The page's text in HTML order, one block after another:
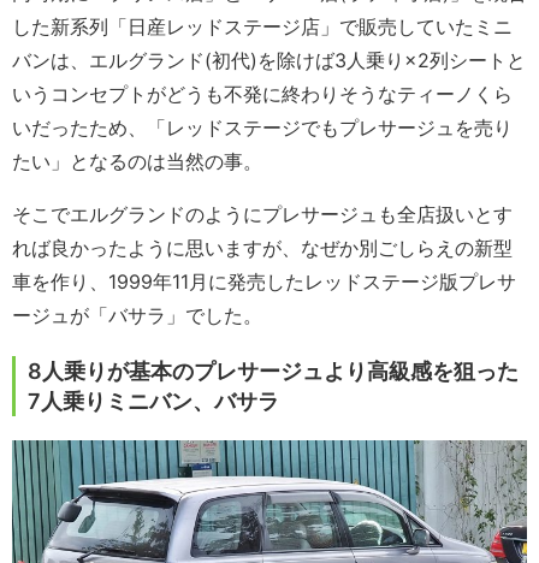
した新系列「日産レッドステージ店」で販売していたミニ
バンは、エルグランド(初代)を除けば3人乗り×2列シートと
いうコンセプトがどうも不発に終わりそうなティーノくら
いだったため、「レッドステージでもプレサージュを売り
たい」となるのは当然の事。
そこでエルグランドのようにプレサージュも全店扱いとす
れば良かったように思いますが、なぜか別ごしらえの新型
車を作り、1999年11月に発売したレッドステージ版プレサ
ージュが「バサラ」でした。
8人乗りが基本のプレサージュより高級感を狙った
7人乗りミニバン、バサラ